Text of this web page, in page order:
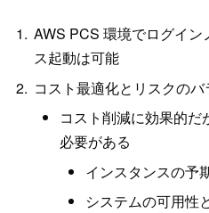
AWS PCS 環境でログイ
ス起動は可能
コスト最適化とリスクのバ
コスト削減に効果的だ
必要がある
インスタンスの予
システムの可用性